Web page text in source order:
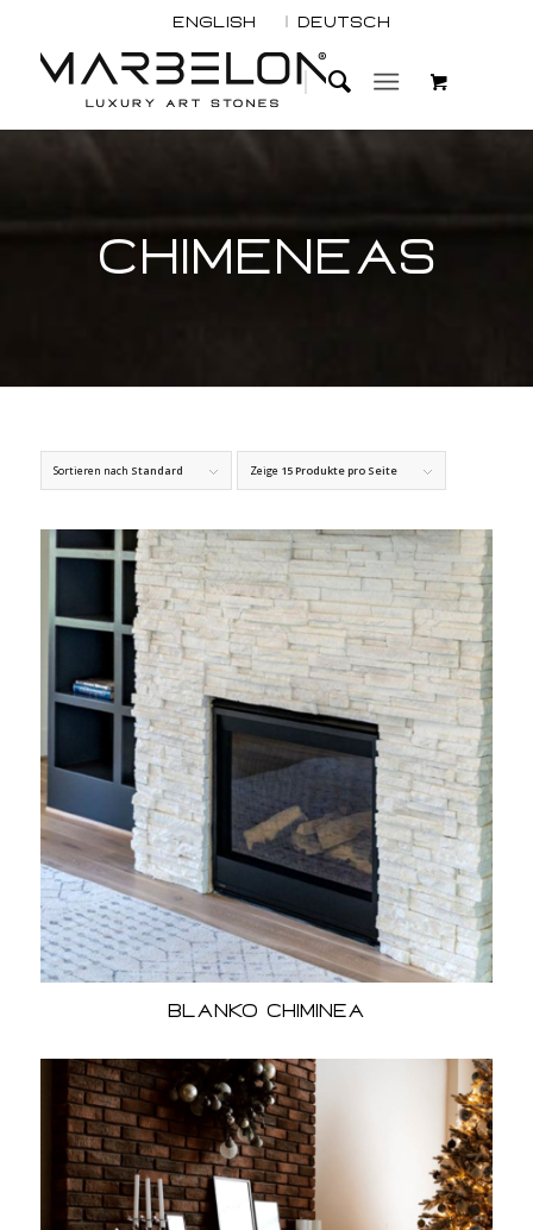
English Deutsch
CHIMENEAS
Sortieren nach Standard Zeige 15 Produkte pro Seite
Blanko Chiminea